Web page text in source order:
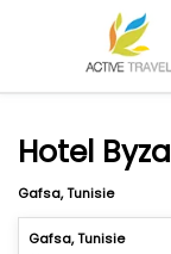
Hotel
Gafsa, Tunisie
Gafsa, Tunisie